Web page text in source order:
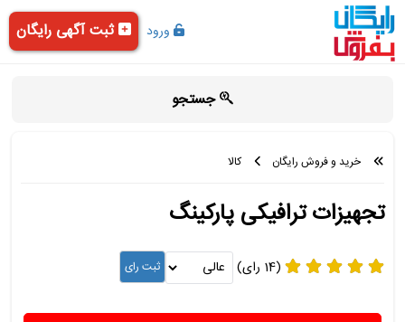
ورود ثبت آگهی رایگان
جستجو
خرید و فروش رایگان کالا
تجهیزات ترافیکی پارکینگ
(14 رای)